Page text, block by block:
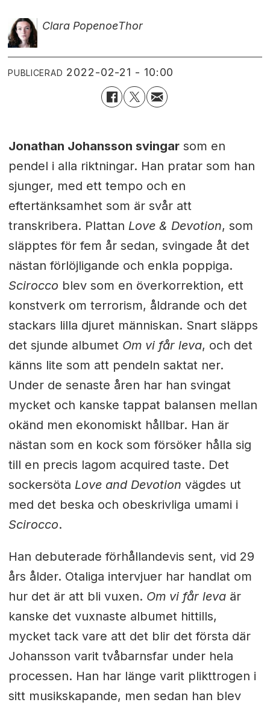
Clara PopenoeThor
PUBLICERAD 2022-02-21 - 10:00
Jonathan Johansson svingarsom en
pendel i alla riktningar. Han pratar som han
sjunger, med ett tempo och en
eftertänksamhet som är svår att
transkribera. Plattan Love & Devotion, som
släpptes för fem år sedan, svingade åt det
nästan förlöjligande och enkla poppiga.
Scirocco blev som en överkorrektion, ett
konstverk om terrorism, åldrande och det
stackars lilla djuret människan. Snart släpps
det sjunde albumet Om vi får leva, och det
känns lite som att pendeln saktat ner.
Under de senaste åren har han svingat
mycket och kanske tappat balansen mellan
okänd men ekonomiskt hållbar. Han är
nästan som en kock som försöker hålla sig
till en precis lagom acquired taste. Det
sockersöta Love and Devotion vägdes ut
med det beska och obeskrivliga umami i
Scirocco.
Han debuterade förhållandevis sent, vid 29
års ålder. Otaliga intervjuer har handlat om
hur det är att bli vuxen. Om vi får levaär
kanske det vuxnaste albumet hittills,
mycket tack vare att det blir det första där
Johansson varit tvåbarnsfar under hela
processen. Han har länge varit plikttrogen i
sitt musikskapande, men sedan han blev